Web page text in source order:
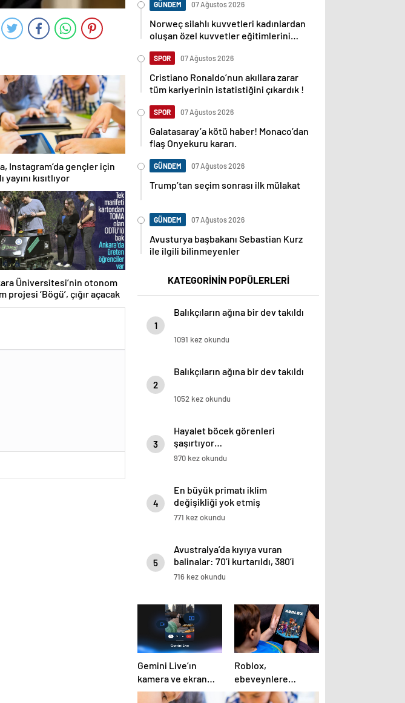
Instagram’da gençler için
yayını kısıtlıyor
Üniversitesi’nin otonom
projesi ‘Bögü’, çığır açacak
GÜNDEM 07 Ağustos 2026
Norweç silahlı kuvvetleri kadınlardan
oluşan özel kuvvetler eğitimlerini
SPOR 07 Ağustos 2026
Cristiano Ronaldo’nun akıllara zarar
tüm kariyerinin istatistiğini çıkardık !
SPOR 07 Ağustos 2026
Galatasaray’a kötü haber! Monaco’dan
flaş Onyekuru kararı.
GÜNDEM 07 Ağustos 2026
Trump’tan seçim sonrası ilk mülakat
GÜNDEM 07 Ağustos 2026
Avusturya başbakanı Sebastian Kurz
ile ilgili bilinmeyenler
KATEGORİNİN POPÜLERLERİ
1
Balıkçıların ağına bir dev takıldı
1091 kez okundu
2
Balıkçıların ağına bir dev takıldı
1052 kez okundu
3
Hayalet böcek görenleri
şaşırtıyor…
970 kez okundu
4
En büyük primatı iklim
değişikliği yok etmiş
771 kez okundu
5
Avustralya’da kıyıya vuran
balinalar: 70’i kurtarıldı, 380’i
öldü
716 kez okundu
Gemini Live’ın
kamera ve ekran
paylaşımı özelliği
Roblox,
ebeveynlere
çocuklarının